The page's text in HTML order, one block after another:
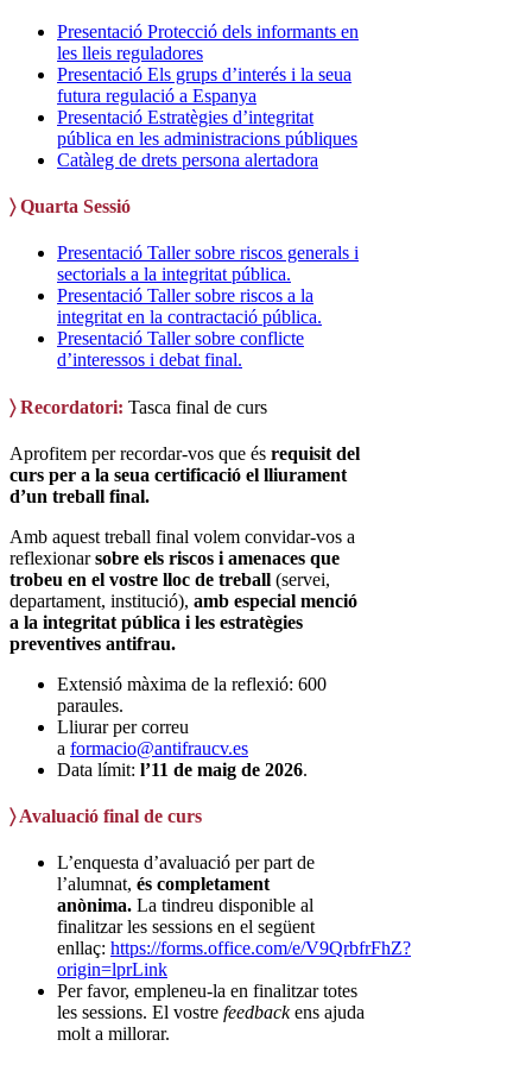
Presentació Protecció dels informants en
les lleis reguladores
Presentació Els grups d’interés i la seua
futura regulació a Espanya
Presentació Estratègies d’integritat
pública en les administracions públiques
Catàleg de drets persona alertadora
〉 Quarta Sessió
Presentació Taller sobre riscos generals i
sectorials a la integritat pública.
Presentació Taller sobre riscos a la
integritat en la contractació pública.
Presentació Taller sobre conflicte
d’interessos i debat final.
〉 Recordatori: Tasca final de curs
Aprofitem per recordar-vos que és requisit del
curs per a la seua certificació el lliurament
d’un treball final.
Amb aquest treball final volem convidar-vos a
reflexionarsobre els riscos i amenaces que
trobeu en el vostre lloc de treball (servei,
departament, institució), amb especial menció
a la integritat pública i les estratègies
preventives antifrau.
Extensió màxima de la reflexió: 600
paraules.
Lliurar per correu
a formacio@antifraucv.es
Data límit: l’11 de maig de 2026.
〉 Avaluació final de curs
L’enquesta d’avaluació per part de
l’alumnat, és completament
anònima. La tindreu disponible al
finalitzar les sessions en el següent
enllaç: https://forms.office.com/e/V9QrbfrFhZ?
origin=lprLink
Per favor, empleneu-la en finalitzar totes
les sessions. El vostre feedbackens ajuda
molt a millorar.